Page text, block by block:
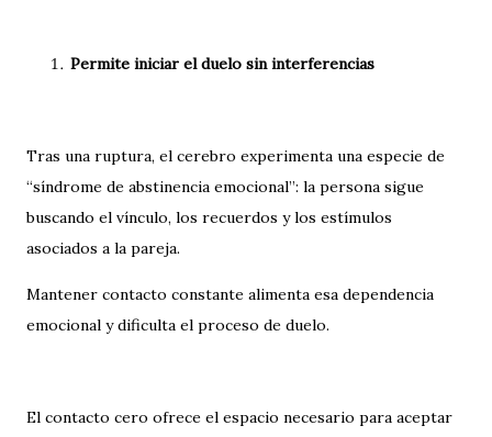
Permite iniciar el duelo sin interferencias
Tras una ruptura, el cerebro experimenta una especie de
“síndrome de abstinencia emocional”: la persona sigue
buscando el vínculo, los recuerdos y los estímulos
asociados a la pareja.
Mantener contacto constante alimenta esa dependencia
emocional y dificulta el proceso de duelo.
El contacto cero ofrece el espacio necesario para aceptar